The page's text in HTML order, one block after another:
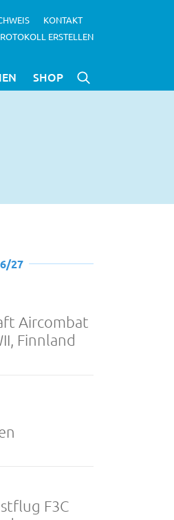
KONTAKT
ERSTELLEN
SHOP
27
Aircombat
Finnland
F3C